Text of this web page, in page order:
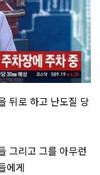
뒤로 하고 난도질 당
그리고 그를 아무런
에게